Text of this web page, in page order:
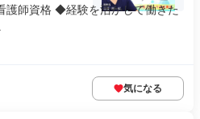
護師資格 ◆経験を活かして働きた
気になる